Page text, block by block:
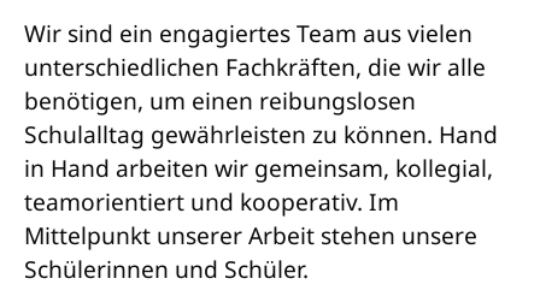
Wir sind ein engagiertes Team aus vielen
unterschiedlichen Fachkräften, die wir alle
benötigen, um einen reibungslosen
Schulalltag gewährleisten zu können. Hand
in Hand arbeiten wir gemeinsam, kollegial,
teamorientiert und kooperativ. Im
Mittelpunkt unserer Arbeit stehen unsere
Schülerinnen und Schüler.